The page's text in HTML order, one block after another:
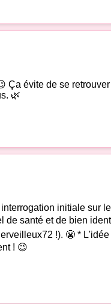
évite de se
🌿
initiale sur
santé et de bien
!). 😬 *
! 😉